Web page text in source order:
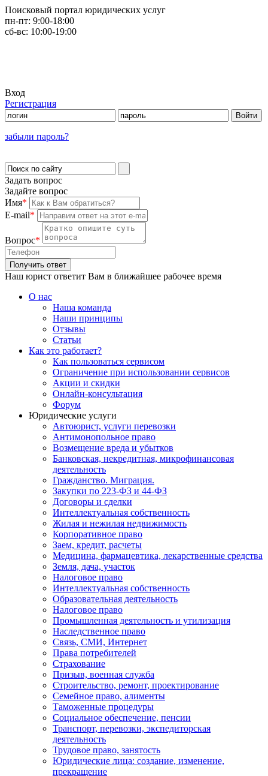
Поисковый портал юридических услуг
пн-пт: 9:00-18:00
сб-вс: 10:00-19:00
Вход
Регистрация
забыли пароль?
Задать вопрос
Задайте вопрос
Имя*
E-mail*
Вопрос*
Наш юрист ответит Вам в ближайшее рабочее время
О нас
Наша команда
Наши принципы
Отзывы
Статьи
Как это работает?
Как пользоваться сервисом
Ограничение при использовании сервисов
Акции и скидки
Онлайн-консультация
Форум
Юридические услуги
Автоюрист, услуги перевозки
Антимонопольное право
Возмещение вреда и убытков
Банковская, некредитная, микрофинансовая
деятельность
Гражданство. Миграция.
Закупки по 223-ФЗ и 44-ФЗ
Договоры и сделки
Интеллектуальная собственность
Жилая и нежилая недвижимость
Корпоративное право
Заем, кредит, расчеты
Медицина, фармацевтика, лекарственные средства
Земля, дача, участок
Налоговое право
Интеллектуальная собственность
Образовательная деятельность
Налоговое право
Промышленная деятельность и утилизация
Наследственное право
Связь, СМИ, Интернет
Права потребителей
Страхование
Призыв, военная служба
Строительство, ремонт, проектирование
Семейное право, алименты
Таможенные процедуры
Социальное обеспечение, пенсии
Транспорт, перевозки, экспедиторская
деятельность
Трудовое право, занятость
Юридические лица: создание, изменение,
прекращение